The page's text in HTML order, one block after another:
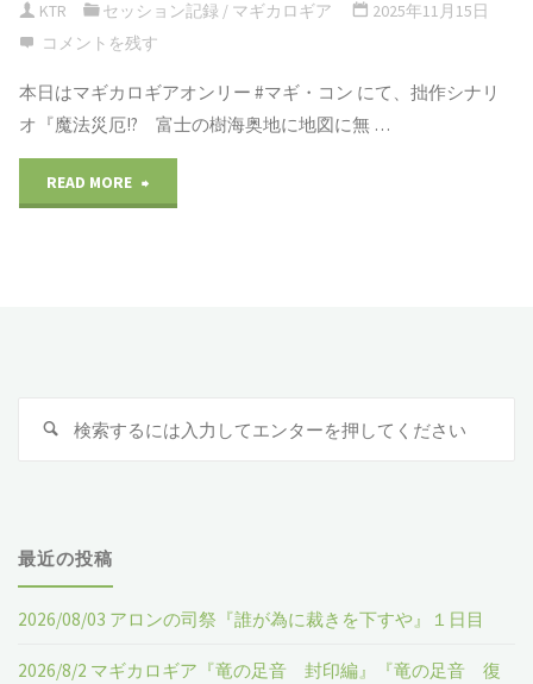
KTR セッション記録 / マギカロギア
2025年11月15日
コメントを残す
本日はマギカロギアオンリー #マギ・コン にて、拙作シナリ
オ『魔法災厄!? 富士の樹海奥地に地図に無 …
READ MORE
ン"
検
最近の投稿
2026/08/03 アロンの司祭『誰が為に裁きを下すや』１日目
2026/8/2 マギカロギア『竜の足音 封印編』『竜の足音 復